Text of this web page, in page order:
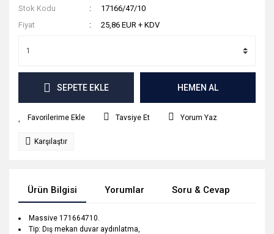
Stok Kodu
17166/47/10
Fiyat
25,86 EUR + KDV
SEPETE EKLE HEMEN AL
Tavsiye Et Yorum Yaz
Karşılaştır
Ürün Bilgisi Yorumlar Soru & Cevap
Massive 171664710.
Tip: Dış mekan duvar aydınlatma,